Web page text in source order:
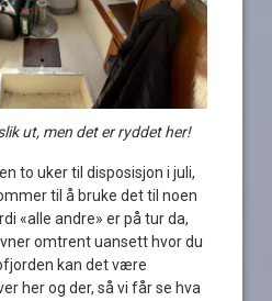
ut, men det er ryddet her!
to uker til disposisjon i juli,
til å bruke det til noen
«alle andre» er på tur da,
omtrent uansett hvor du
kan det være
her og der, så vi får se hva